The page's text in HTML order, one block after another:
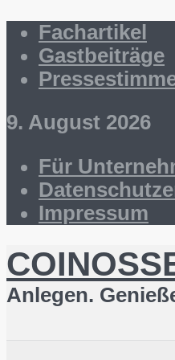
Fachartikel
Gastbeiträge
9. August 2026
Für
Impressum
Anlegen.